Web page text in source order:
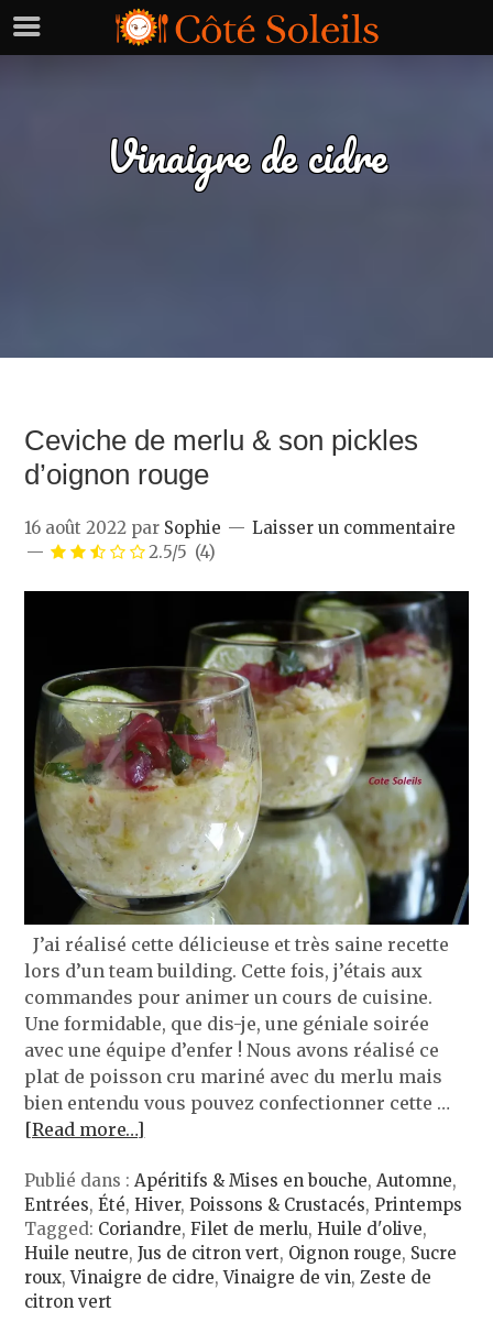
Vinaigre de cidre
Ceviche de merlu & son pickles
d’oignon rouge
16 août 2022 par Sophie
Laisser un commentaire
2.5/5 (4)
J’ai réalisé cette délicieuse et très saine recette
lors d’un team building. Cette fois, j’étais aux
commandes pour animer un cours de cuisine.
Une formidable, que dis-je, une géniale soirée
avec une équipe d’enfer ! Nous avons réalisé ce
plat de poisson cru mariné avec du merlu mais
bien entendu vous pouvez confectionner cette …
[Read more…]
Publié dans :Apéritifs & Mises en bouche,Automne,
Entrées,Été,Hiver,Poissons & Crustacés,Printemps
Tagged: Coriandre,Filet de merlu,Huile d'olive,
Huile neutre,Jus de citron vert, Oignon rouge, Sucre
roux,Vinaigre de cidre,Vinaigre de vin,Zeste de
citron vert